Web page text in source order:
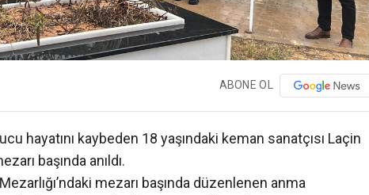
ABONE OL
hayatını kaybeden 18 yaşındaki keman sanatçısı Laçin
başında anıldı.
mezarı başında düzenlenen anma